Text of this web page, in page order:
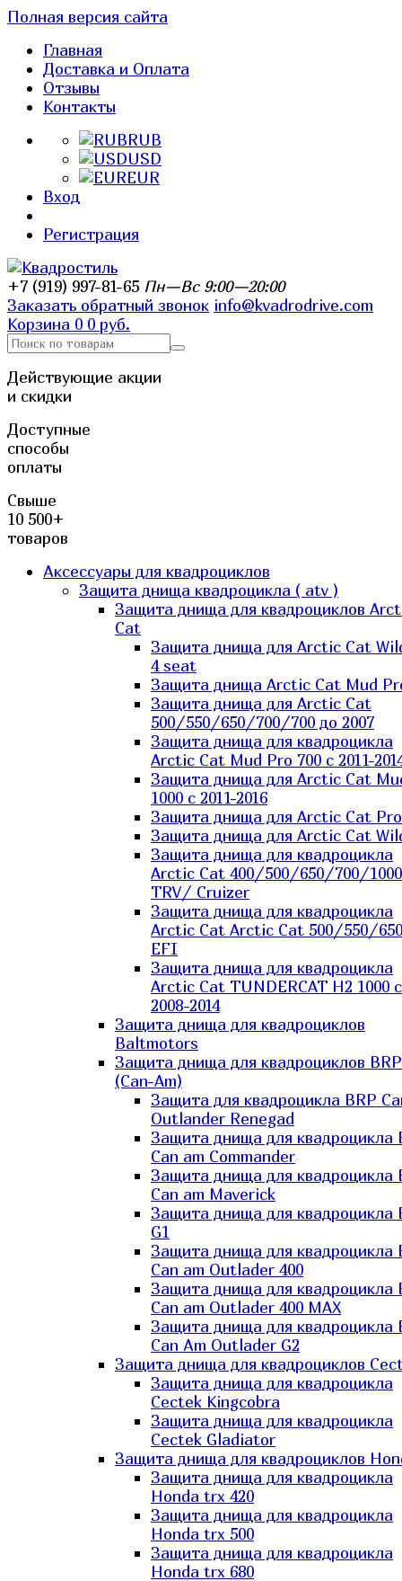
Полная версия сайта
Главная
Доставка и Оплата
Отзывы
Контакты
RUB
USD
EUR
Вход
Регистрация
+7 (919) 997-81-65 Пн—Вс 9:00—20:00
Заказать обратный звонок info@kvadrodrive.com
Корзина 0 0 руб.
Действующие акции
и скидки
Доступные
способы
оплаты
Свыше
10 500+
товаров
Аксессуары для квадроциклов
Защита днища квадроцикла ( atv )
Защита днища для квадроциклов
Cat
Защита днища для Arctic Cat
4 seat
Защита днища Arctic Cat Mud
Защита днища для Arctic Cat
500/550/650/700/700 до 2007
Защита днища для квадроцикла
Arctic Cat Mud Pro 700 с 2011-
Защита днища для Arctic Cat
1000 c 2011-2016
Защита днища для Arctic Cat
Защита днища для Arctic Cat
Защита днища для квадроцикла
Arctic Cat 400/500/650/700/1000
TRV/ Cruizer
Защита днища для квадроцикла
Arctic Cat Arctic Cat 500/550/
EFI
Защита днища для квадроцикла
Arctic Cat TUNDERCAT H2 1000 c
2008-2014
Защита днища для квадроциклов
Baltmotors
Защита днища для квадроциклов BRP
(Can-Am)
Защита для квадроцикла BRP
Outlander Renegad
Защита днища для квадроцикла
Can am Commander
Защита днища для квадроцикла
Can am Maverick
Защита днища для квадроцикла
G1
Защита днища для квадроцикла
Can am Outlader 400
Защита днища для квадроцикла
Can am Outlader 400 MAX
Защита днища для квадроцикла
Can Аm Outlader G2
Защита днища для квадроциклов
Защита днища для квадроцикла
Cectek Kingcobra
Защита днища для квадроцикла
Cectek Gladiator
Защита днища для квадроциклов
Защита днища для квадроцикла
Honda trx 420
Защита днища для квадроцикла
Honda trx 500
Защита днища для квадроцикла
Honda trx 680